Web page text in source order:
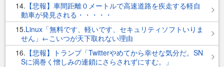
14
【悲報】車間距離０メートルで高速道路を疾走する軽自
動車が発見される・・・・・
15 Linux「無料です、軽いです、セキュリティソフトいりま
せん」←こいつが天下取れない理由
16
【悲報】トランプ「Twitterやめてから幸せな気分だ。SN
Sに渦巻く憎しみの連鎖にさらされずにすむ。」